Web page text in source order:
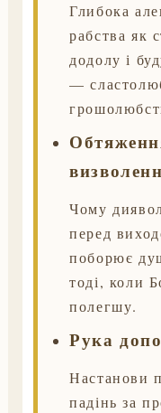
Глибока
рабства як
додолу і
—
Чому
перед
поборює
тоді, коли
полегшу.
Рука
Настанови
падінь за